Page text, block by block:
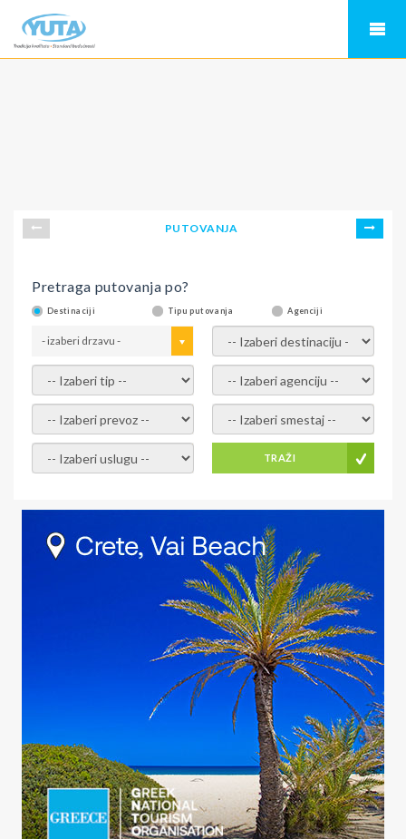
PUTOVANJA
Pretraga putovanja po?
Destinaciji Tipu putovanja Agenciji
- izaberi drzavu - - izaberi destinaciju -
- izaberi tip - - izaberi agenciju -
- izaberi prevoz - - Izaberite smestaj -
- Izaberite uslugu - TRAŽI